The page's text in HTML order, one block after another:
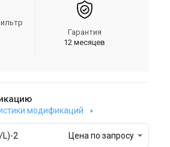
Гарантия
12 месяцев
модификаций
L)-2 Цена по запросу